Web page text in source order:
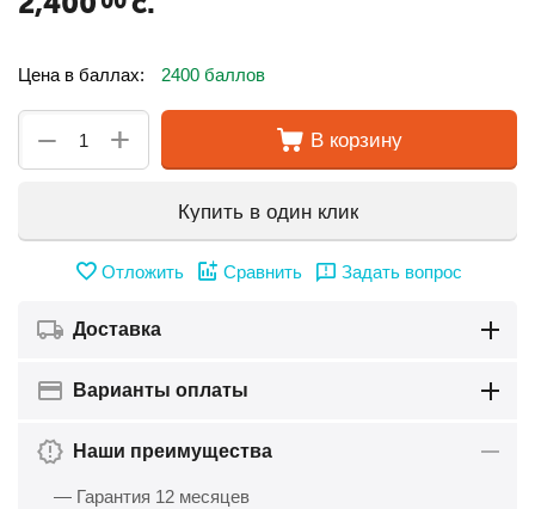
Цена в баллах: 2400 баллов
+
− В корзину
Купить в один клик
Отложить Сравнить Задать вопрос
Доставка
Варианты оплаты
Наши преимущества
— Гарантия 12 месяцев